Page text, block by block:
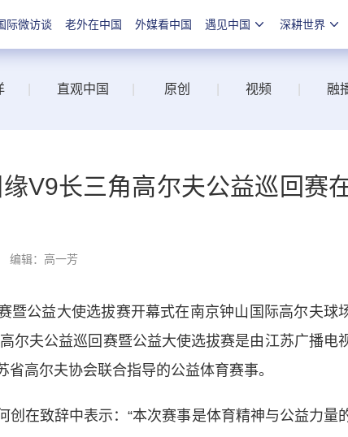
际微访谈 老外在中国 外媒看中国 遇见中国 深耕世界
直观中国 原创 视频 融
V9长三角高尔夫公益巡回赛
编辑：高一芳
公益大使选拔赛开幕式在南京钟山国际高尔夫球
尔夫公益巡回赛暨公益大使选拔赛是由江苏广播电
高尔夫协会联合指导的公益体育赛事。
在致辞中表示：“本次赛事是体育精神与公益力量